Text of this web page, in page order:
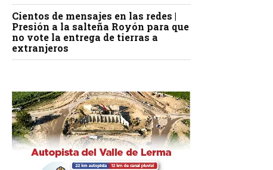
Cientos de mensajes en las redes |
Presión a la salteña Royón para que
no vote la entrega de tierras a
extranjeros